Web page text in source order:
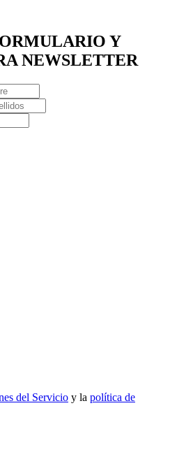
Y
NEWSLETTER
del Servicio y la política de